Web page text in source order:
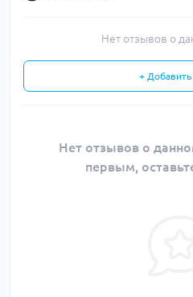
Нет отзывов о
+
Нет отзывов о
первым,